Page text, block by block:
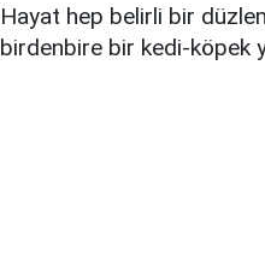
Hayat hep belirli bir
birdenbire bir kedi-köpek